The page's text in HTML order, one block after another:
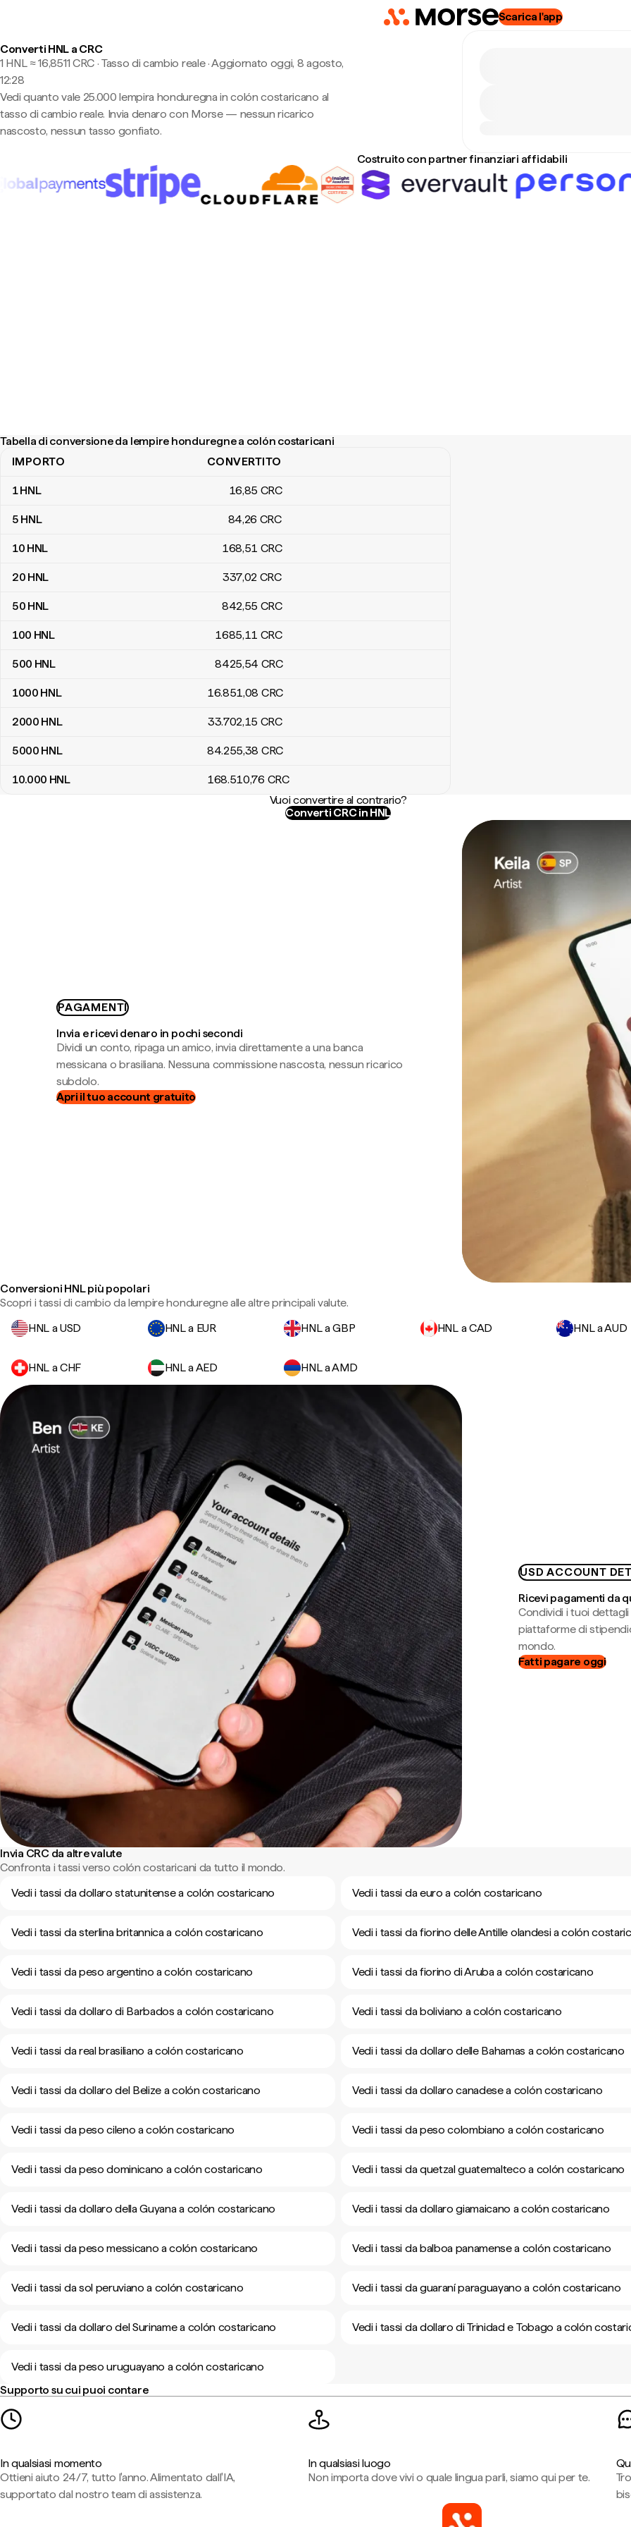
Scarica l'app
Converti HNL a CRC
1 HNL ≈ 16,8511 CRC · Tasso di cambio reale·Aggiornato oggi, 8 agosto,
12:28
Vedi quanto vale 25.000 lempira honduregna in colón costaricano al
tasso di cambio reale. Invia denaro con Morse — nessun ricarico
nascosto, nessun tasso gonfiato.
Costruito con partner finanziari affidabili
Tabella di conversione da lempire honduregne a colón costaricani
Tabella di conversione da lempire honduregne a colón costaricani
IMPORTO CONVERTITO
1HNL 16,85 CRC
5 HNL 84,26 CRC
10 HNL 168,51 CRC
20 HNL 337,02 CRC
50 HNL 842,55 CRC
100 HNL 1685,11 CRC
500 HNL 8425,54 CRC
1000 HNL 16.851,08 CRC
2000 HNL 33.702,15 CRC
5000 HNL 84.255,38 CRC
10.000 HNL 168.510,76 CRC
Vuoi convertire al contrario?
Converti CRC in HNL
PAGAMENTI
Invia e ricevi denaro in pochi secondi
Dividi un conto, ripaga un amico, invia direttamente a una banca
messicana o brasiliana. Nessuna commissione nascosta, nessun ricarico
subdolo.
Apri il tuo account gratuito
Conversioni HNL più popolari
Scopri i tassi di cambio da lempire honduregne alle altre principali valute.
HNL a USD
HNL a EUR HNL a GBP HNL a CAD HNL a AUD
HNL a CHF HNL a AED HNL a AMD
USD ACCOUNT
Ricevi pagamenti da
Condividi i tuoi dettagli
piattaforme di
mondo.
Fatti pagare oggi
Invia CRC da altre valute
Confronta i tassi verso colón costaricani da tutto il mondo.
Vedi i tassi da dollaro statunitense a colón costaricano
Vedi i tassi da euro a colón costaricano
Vedi i tassi da sterlina britannica a colón costaricano Vedi i tassi da fiorino delle Antille olandesi a colón
Vedi i tassi da peso argentino a colón costaricano Vedi i tassi da fiorino di Aruba a colón costaricano
Vedi i tassi da dollaro di Barbados a colón costaricano Vedi i tassi da boliviano a colón costaricano
Vedi i tassi da real brasiliano a colón costaricano Vedi i tassi da dollaro delle Bahamas a colón costaricano
Vedi i tassi da dollaro del Belize a colón costaricano Vedi i tassi da dollaro canadese a colón costaricano
Vedi i tassi da peso cileno a colón costaricano Vedi i tassi da peso colombiano a colón costaricano
Vedi i tassi da peso dominicano a colón costaricano Vedi i tassi da quetzal guatemalteco a colón costaricano
Vedi i tassi da dollaro della Guyana a colón costaricano Vedi i tassi da dollaro giamaicano a colón costaricano
Vedi i tassi da peso messicano a colón costaricano Vedi i tassi da balboa panamense a colón costaricano
Vedi i tassi da sol peruviano a colón costaricano Vedi i tassi da guaraní paraguayano a colón costaricano
Vedi i tassi da dollaro del Suriname a colón costaricano Vedi i tassi da dollaro di Trinidad e Tobago a colón
Vedi i tassi da peso uruguayano a colón costaricano
Supporto su cui puoi contare
In qualsiasi momento
Ottieni aiuto 24/7, tutto l'anno. Alimentato dall'IA,
supportato dal nostro team di assistenza.
In qualsiasi luogo
Non importa dove vivi o quale lingua parli, siamo qui per te.